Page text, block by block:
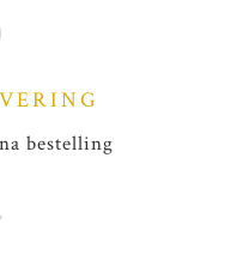
bestelling